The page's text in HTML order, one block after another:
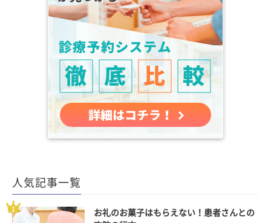
人気記事一覧
お礼のお菓子はもらえない！患者さんとの